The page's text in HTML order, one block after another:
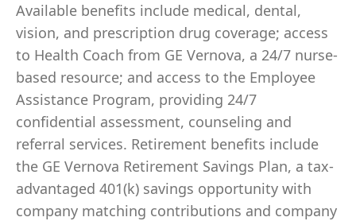
Available benefits include medical, dental,
vision, and prescription drug coverage; access
to Health Coach from GE Vernova, a 24/7 nurse-
based resource; and access to the Employee
Assistance Program, providing 24/7
confidential assessment, counseling and
referral services. Retirement benefits include
the GE Vernova Retirement Savings Plan, a tax-
advantaged 401(k) savings opportunity with
company matching contributions and company